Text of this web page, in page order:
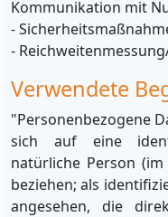
Kommunikation mit
-
-
Verwendete
"Personenbezogene
sich auf eine
natürliche Person
beziehen; als
angesehen, die